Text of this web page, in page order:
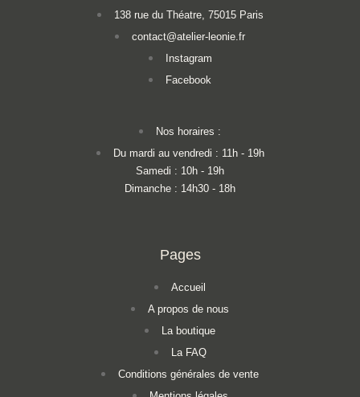
138 rue du Théatre, 75015 Paris
contact@atelier-leonie.fr
Instagram
Facebook
Nos horaires :
Du mardi au vendredi : 11h - 19h
Samedi : 10h - 19h
Dimanche : 14h30 - 18h
Pages
Accueil
A propos de nous
La boutique
La FAQ
Conditions générales de vente